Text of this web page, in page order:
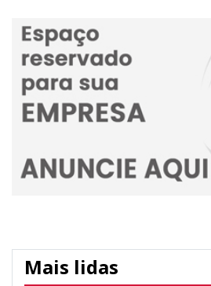
Mais lidas